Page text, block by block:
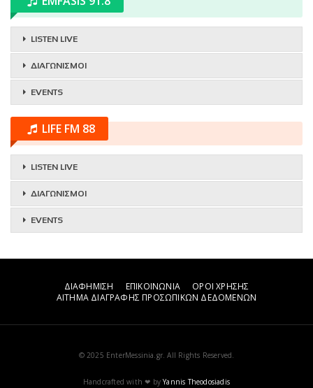
LISTEN LIVE
ΔΙΑΓΩΝΙΣΜΟΙ
EVENTS
LIFE FM 88
LISTEN LIVE
ΔΙΑΓΩΝΙΣΜΟΙ
EVENTS
ΔΙΑΦΗΜΙΣΗ ΕΠΙΚΟΙΝΩΝΙΑ
ΟΡΟΙ ΧΡΗΣΗΣ
ΑΙΤΗΜΑ ΔΙΑΓΡΑΦΗΣ ΠΡΟΣΩΠΙΚΩΝ ΔΕΔΟΜΕΝΩΝ
© 2025 EnterMessinia.gr. All Rights Reserved.
Handcrafted with ❤ byYannis Theodosiadis